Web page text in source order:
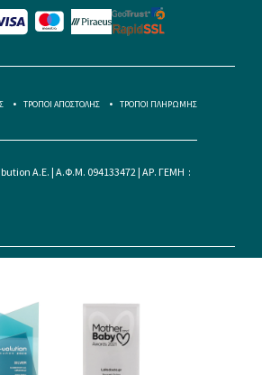
ΤΡΟΠΟΙ ΑΠΟΣΤΟΛΗΣ ΤΡΟΠΟΙ ΠΛΗΡΩΜΗΣ
A.E. | Α.Φ.Μ. 094133472 | ΑΡ. ΓΕΜΗ :